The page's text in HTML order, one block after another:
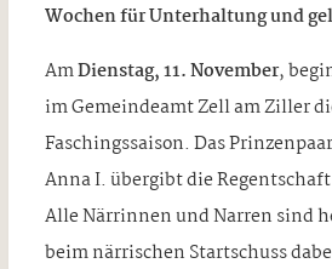
Wochen für Unterhaltung und
AmDienstag, 11. November,
im Gemeindeamt Zell am Ziller
Faschingssaison. Das
Anna I. übergibt die
Alle Närrinnen und Narren sind
beim närrischen Startschuss